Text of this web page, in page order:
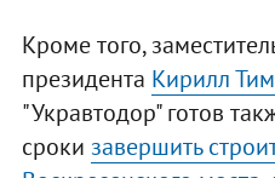
Кроме того,
президента Кирилл
"Укравтодор" готов
сроки завершить